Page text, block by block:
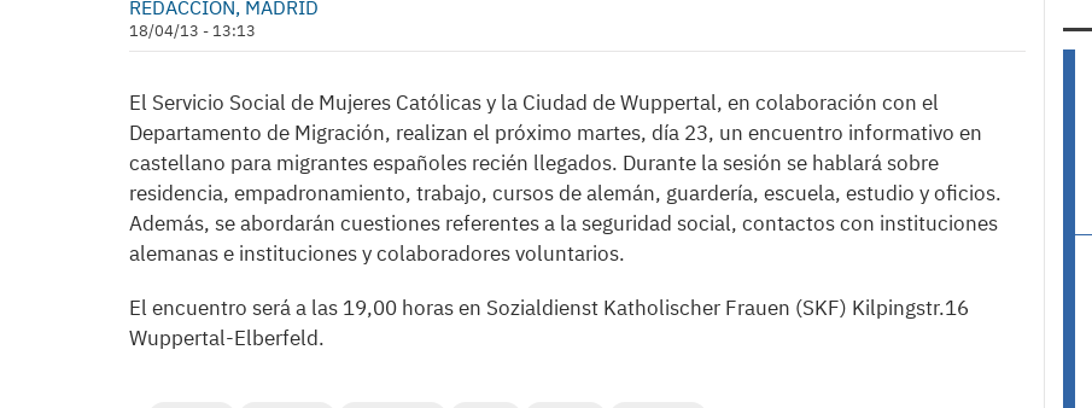
REDACCIÓN, MADRID
18/04/13 - 13:13
El Servicio Social de Mujeres Católicas y la Ciudad de Wuppertal, en colaboración con el
Departamento de Migración, realizan el próximo martes, día 23, un encuentro informativo en
castellano para migrantes españoles recién llegados. Durante la sesión se hablará sobre
residencia, empadronamiento, trabajo, cursos de alemán, guardería, escuela, estudio y oficios.
Además, se abordarán cuestiones referentes a la seguridad social, contactos con instituciones
alemanas e instituciones y colaboradores voluntarios.
El encuentro será a las 19,00 horas en Sozialdienst Katholischer Frauen (SKF) Kilpingstr.16
Wuppertal-Elberfeld.